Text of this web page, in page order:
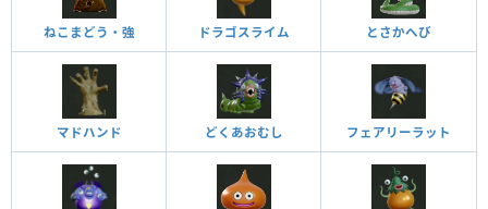
ねこまどう・強 ドラゴスライム とさかへび
マドハンド どくあおむし フェアリーラット